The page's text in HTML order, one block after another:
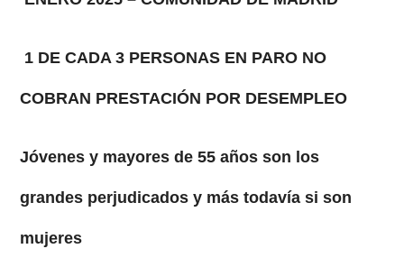
1 DE CADA 3 PERSONAS EN PARO NO
COBRAN PRESTACIÓN POR DESEMPLEO
Jóvenes y mayores de 55 años son los
grandes perjudicados y más todavía si son
mujeres